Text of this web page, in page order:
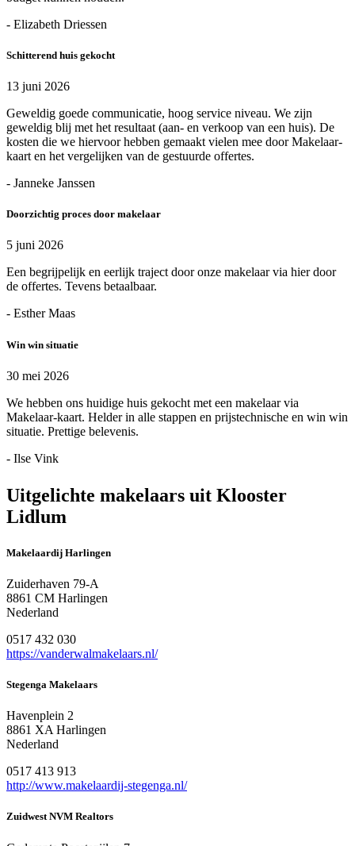
- Elizabeth Driessen
Schitterend huis gekocht
13 juni 2026
Geweldig goede communicatie, hoog service niveau. We zijn
geweldig blij met het resultaat (aan- en verkoop van een huis). De
kosten die we hiervoor hebben gemaakt vielen mee door Makelaar-
kaart en het vergelijken van de gestuurde offertes.
- Janneke Janssen
Doorzichtig proces door makelaar
5 juni 2026
Een begrijpelijk en eerlijk traject door onze makelaar via hier door
de offertes. Tevens betaalbaar.
- Esther Maas
Win win situatie
30 mei 2026
We hebben ons huidige huis gekocht met een makelaar via
Makelaar-kaart. Helder in alle stappen en prijstechnische en win win
situatie. Prettige belevenis.
- Ilse Vink
Uitgelichte makelaars uit Klooster
Lidlum
Makelaardij Harlingen
Zuiderhaven 79-A
8861 CM Harlingen
Nederland
0517 432 030
https://vanderwalmakelaars.nl/
Stegenga Makelaars
Havenplein 2
8861 XA Harlingen
Nederland
0517 413 913
http://www.makelaardij-stegenga.nl/
Zuidwest NVM Realtors